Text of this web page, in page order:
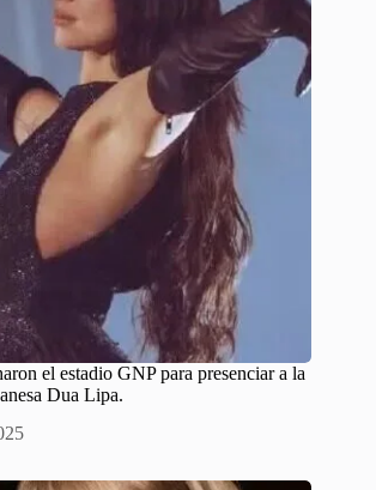
el estadio GNP para presenciar a la
Dua Lipa.